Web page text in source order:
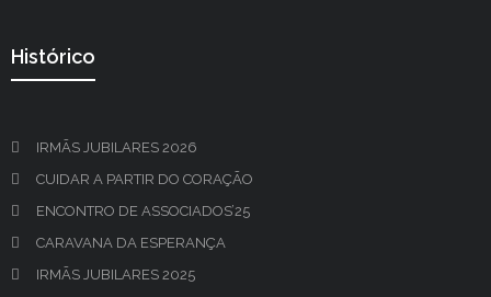
Histórico
IRMÃS JUBILARES 2026
CUIDAR A PARTIR DO CORAÇÃO
ENCONTRO DE ASSOCIADOS’25
CARAVANA DA ESPERANÇA
IRMÃS JUBILARES 2025